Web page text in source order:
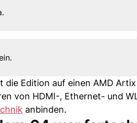
die Edition auf einen AMD
von HDMI-, Ethernet- und
anbinden.